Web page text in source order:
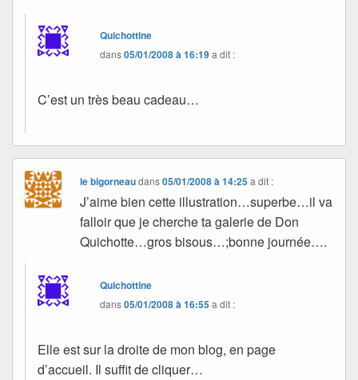
Quichottine
dans05/01/2008 à 16:19a dit :
C’est un très beau cadeau…
le bigorneaudans05/01/2008 à 14:25 a dit :
J’aime bien cette illustration…superbe…il va
falloir que je cherche ta galerie de Don
Quichotte…gros bisous…;bonne journée….
Quichottine
dans05/01/2008 à 16:55a dit :
Elle est sur la droite de mon blog, en page
d’accueil. Il suffit de cliquer…